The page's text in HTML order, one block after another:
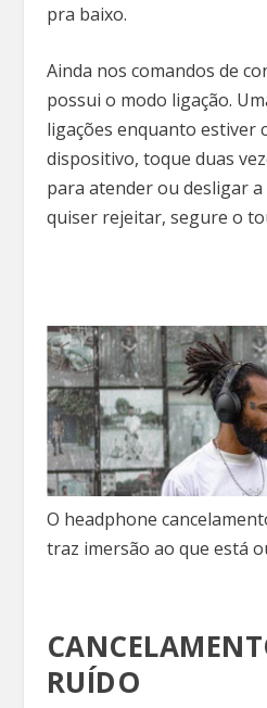
pra baixo.
Ainda nos comandos de
possui o modo ligação.
ligações enquanto estiver
dispositivo, toque duas
para atender ou desligar a
quiser rejeitar, segure o
O headphone
traz imersão ao que está
RUÍDO